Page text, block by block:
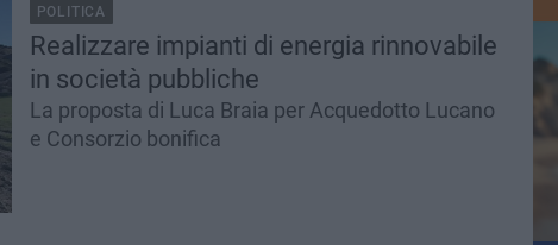
POLITICA
Realizzare impianti di energia rinnovabile
in società pubbliche
La proposta di Luca Braia per Acquedotto Lucano
e Consorzio bonifica